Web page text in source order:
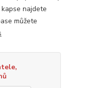
najdete
můžete